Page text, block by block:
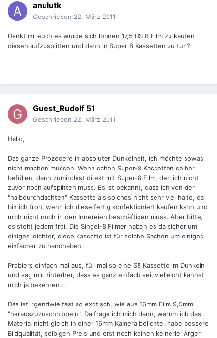
anulutk
Geschrieben 22. März 2011
Denkt ihr euch es würde sich lohnen 17,5 DS 8 Film zu kaufen
diesen aufzusplitten und dann in Super 8 Kassetten zu tun?
Guest_Rudolf 51
Geschrieben 22. März 2011
Hallo,
Das ganze Prozedere in absoluter Dunkelheit, ich möchte sowas
nicht machen müssen. Wenn schon Super-8 Kassetten selber
befüllen, dann zumindest direkt mit Super-8 Film, den ich nicht
zuvor noch aufsplitten muss. Es ist bekannt, dass ich von der
"halbdurchdachten" Kassette als solches nicht sehr viel halte, da
bin ich froh, wenn ich diese fertig konfektioniert kaufen kann und
mich nicht noch in den Innereien beschäftigen muss. Aber bitte,
es steht jedem frei. Die Singel-8 Filmer haben es da sicher um
einiges leichter, diese Kassette ist für solche Sachen um einiges
einfacher zu handhaben.
Probiers einfach mal aus, füll mal so eine S8 Kassette im Dunkeln
und sag mir hinterher, dass es ganz einfach sei, vielleicht kannst
mich ja bekehren...
Das ist irgendwie fast so exotisch, wie aus 16mm Film 9,5mm
"herauszuzuschnippeln". Da frage ich mich dann, warum ich das
Material nicht gleich in einer 16mm Kamera belichte, habe bessere
Bildqualität, selbigen Preis und erst noch keinen keinerlei Ärger.